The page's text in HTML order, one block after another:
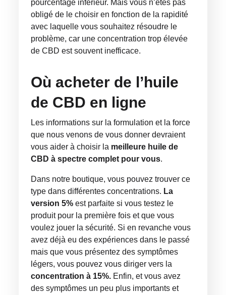
pourcentage inférieur. Mais vous n’êtes pas
obligé de le choisir en fonction de la rapidité
avec laquelle vous souhaitez résoudre le
problème, car une concentration trop élevée
de CBD est souvent inefficace.
Où acheter de l’huile
de CBD en ligne
Les informations sur la formulation et la force
que nous venons de vous donner devraient
vous aider à choisir la meilleure huile de
CBD à spectre complet pour vous.
Dans notre boutique, vous pouvez trouver ce
type dans différentes concentrations. La
version 5% est parfaite si vous testez le
produit pour la première fois et que vous
voulez jouer la sécurité. Si en revanche vous
avez déjà eu des expériences dans le passé
mais que vous présentez des symptômes
légers, vous pouvez vous diriger vers la
concentration à 15%. Enfin, et vous avez
des symptômes un peu plus importants et